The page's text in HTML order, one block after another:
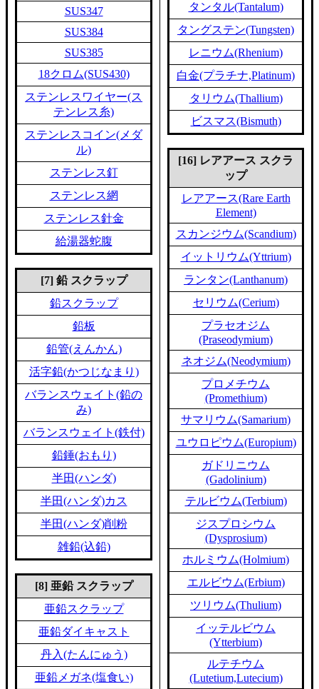
SUS347
SUS384
SUS385
18クロム(SUS430)
ステンレスワイヤー(ス
テンレス糸)
ステンレスコイン(メダ
ル)
ステンレス釘
ステンレス網
ステンレス針金
給湯器蛇腹
[7] 鉛 スクラップ
鉛スクラップ
鉛板
鉛管(えんかん)
活字鉛(かつじなまり)
バランスウェイト(鉛の
み)
バランスウェイト(鉄付)
鉛錘(おもり)
半田(ハンダ)
半田(ハンダ)カス
半田(ハンダ)削粉
雑鉛(込鉛)
[8] 亜鉛 スクラップ
亜鉛スクラップ
亜鉛ダイキャスト
丹入(たんにゅう)
亜鉛メガネ(塩食い)
タンタル(Tantalum)
タングステン(Tungsten)
レニウム(Rhenium)
白金(プラチナ,Platinum)
タリウム(Thallium)
ビスマス(Bismuth)
[16] レアアース スクラ
ップ
レアアース(Rare Earth
Element)
スカンジウム(Scandium)
イットリウム(Yttrium)
ランタン(Lanthanum)
セリウム(Cerium)
プラセオジム
(Praseodymium)
ネオジム(Neodymium)
プロメチウム
(Promethium)
サマリウム(Samarium)
ユウロピウム(Europium)
ガドリニウム
(Gadolinium)
テルビウム(Terbium)
ジスプロシウム
(Dysprosium)
ホルミウム(Holmium)
エルビウム(Erbium)
ツリウム(Thulium)
イッテルビウム
(Ytterbium)
ルテチウム
(Lutetium,Lutecium)